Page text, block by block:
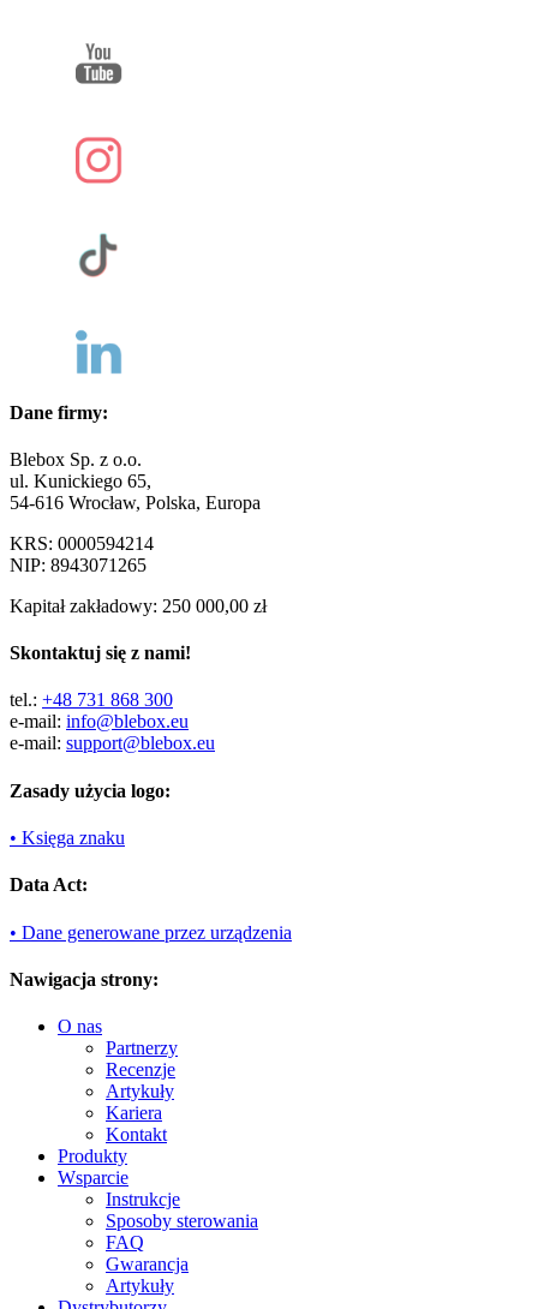
Dane firmy:
Blebox Sp. z o.o.
ul. Kunickiego 65,
54-616 Wrocław, Polska, Europa
KRS: 0000594214
NIP: 8943071265
Kapitał zakładowy: 250 000,00 zł
Skontaktuj się z nami!
tel.: +48 731 868 300
e-mail: info@blebox.eu
e-mail: support@blebox.eu
Zasady użycia logo:
• Księga znaku
Data Act:
• Dane generowane przez urządzenia
Nawigacja strony:
O nas
Partnerzy
Recenzje
Artykuły
Kariera
Kontakt
Produkty
Wsparcie
Instrukcje
Sposoby sterowania
FAQ
Gwarancja
Artykuły